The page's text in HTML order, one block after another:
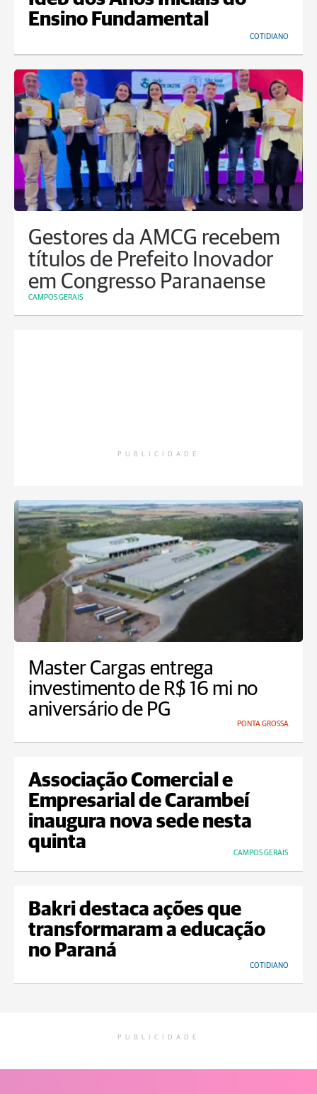
Ensino Fundamental
COTIDIANO
Gestores da AMCG recebem
títulos de Prefeito Inovador
em Congresso Paranaense
CAMPOS GERAIS
PUBLICIDADE
Master Cargas entrega
investimento de R$ 16 mi no
aniversário de PG
PONTA GROSSA
Associação Comercial e
Empresarial de Carambeí
inaugura nova sede nesta
quinta
CAMPOS GERAIS
Bakri destaca ações que
transformaram a educação
no Paraná
COTIDIANO
PUBLICIDADE